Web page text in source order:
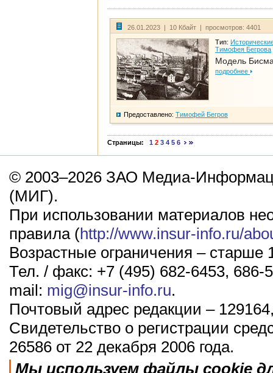
26.01.2023 | 10 Кбайт | просмотров: 4401
Тип:
Тимофея Бегрова
Модель
подробнее
Предоставлено: Тимофей Бегров
Страницы: 1 2 3 4 5 6
© 2003–2026 ЗАО Медиа-
(МИГ).
При использовании материалов
правила (http://www.insur-info.ru/
Возрастные ограничения – старше
Тел. / факс: +7 (495) 682-6453, 686-
mail: mig@insur-info.ru.
Почтовый адрес редакции –
Свидетельство о регистрации
26586 от 22 декабря 2006 года.
Мы используем файлы cookie